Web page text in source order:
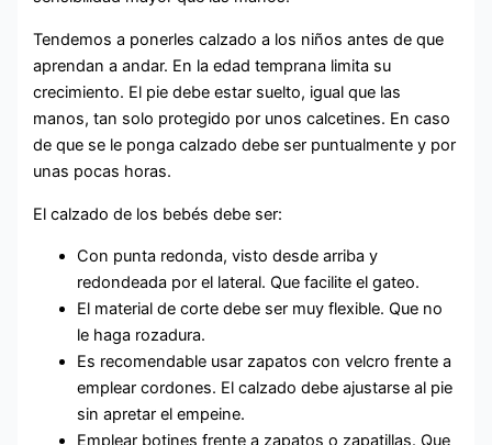
Tendemos a ponerles calzado a los niños antes de que
aprendan a andar. En la edad temprana limita su
crecimiento. El pie debe estar suelto, igual que las
manos, tan solo protegido por unos calcetines. En caso
de que se le ponga calzado debe ser puntualmente y por
unas pocas horas.
El calzado de los bebés debe ser:
Con punta redonda, visto desde arriba y
redondeada por el lateral. Que facilite el gateo.
El material de corte debe ser muy flexible. Que no
le haga rozadura.
Es recomendable usar zapatos con velcro frente a
emplear cordones. El calzado debe ajustarse al pie
sin apretar el empeine.
Emplear botines frente a zapatos o zapatillas. Que